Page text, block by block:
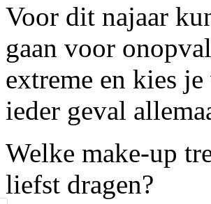
Voor dit najaar
gaan voor
extreme en kies
ieder geval
Welke make-up
liefst dragen?